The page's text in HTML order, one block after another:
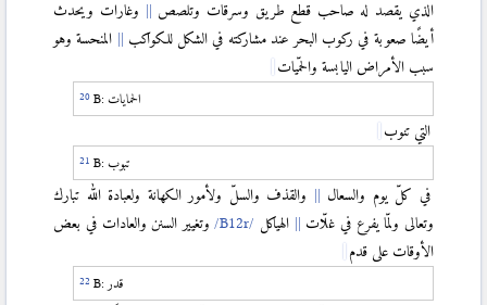
الذي يقصد له صاحب قطع طريق وسرقات وتلصص
وغارات ويحدث
أيضًا صعوبة في ركوب البحر عند مشاركته في الشكل للكواكب
المنحسة وهو
سبب الأمراض اليابسة والحمّيات
B: الحمايات
التي تنوب
B: تبوب
في كلّ يوم والسعال
والقذف والسلّ ولأمور الكهانة ولعبادة الله تبارك
وتعالى ولمّا يفرع في غلّات
الهياكل
وتغيير السنن والعادات في بعض
الأوقات على قدم
B: قدر